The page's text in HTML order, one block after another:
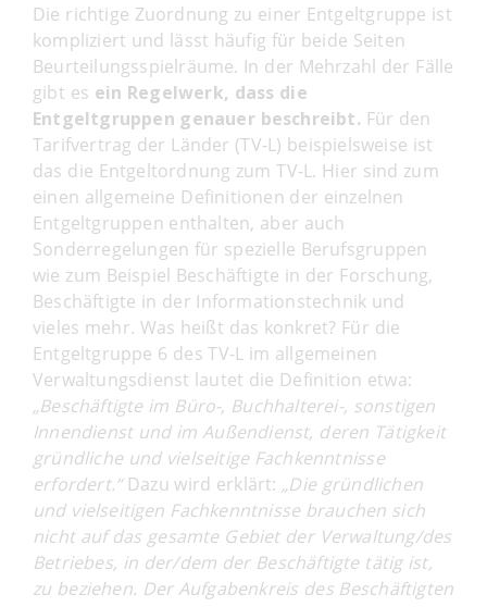
Die richtige Zuordnung zu einer Entgeltgruppe ist
kompliziert und lässt häufig für beide Seiten
Beurteilungsspielräume. In der Mehrzahl der Fälle
gibt es ein Regelwerk, dass die
Entgeltgruppen genauer beschreibt. Für den
Tarifvertrag der Länder (TV-L) beispielsweise ist
das die Entgeltordnung zum TV-L. Hier sind zum
einen allgemeine Definitionen der einzelnen
Entgeltgruppen enthalten, aber auch
Sonderregelungen für spezielle Berufsgruppen
wie zum Beispiel Beschäftigte in der Forschung,
Beschäftigte in der Informationstechnik und
vieles mehr. Was heißt das konkret? Für die
Entgeltgruppe 6 des TV-L im allgemeinen
Verwaltungsdienst lautet die Definition etwa:
„Beschäftigte im Büro-, Buchhalterei-, sonstigen
Innendienst und im Außendienst, deren Tätigkeit
gründliche und vielseitige Fachkenntnisse
erfordert.“Dazu wird erklärt: „Die gründlichen
und vielseitigen Fachkenntnisse brauchen sich
nicht auf das gesamte Gebiet der Verwaltung/des
Betriebes, in der/dem der Beschäftigte tätig ist,
zu beziehen. Der Aufgabenkreis des Beschäftigten